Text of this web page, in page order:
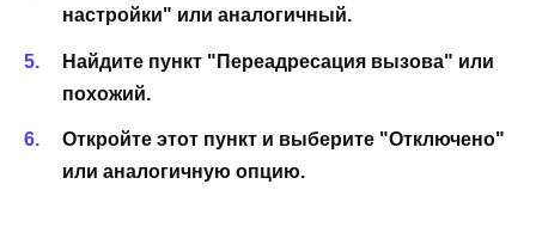
настройки" или аналогичный.
Найдите пункт "Переадресация вызова" или
похожий.
Откройте этот пункт и выберите "Отключено"
или аналогичную опцию.